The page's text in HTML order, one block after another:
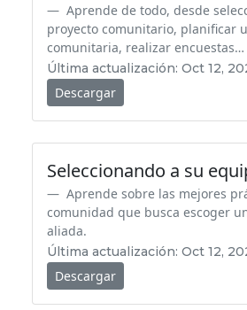
Aprende de todo, desde
proyecto comunitario, planificar
comunitaria, realizar encuestas…
Última actualización: Oct 12,
Descargar
Seleccionando a su
Aprende sobre las mejores
comunidad que busca escoger
aliada.
Última actualización: Oct 12,
Descargar